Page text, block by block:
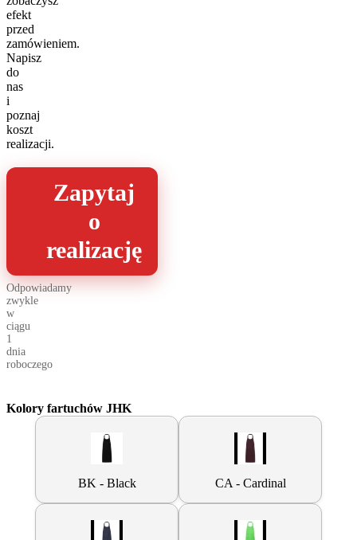
efekt
przed
zamówieniem.
Napisz
do
nas
i
poznaj
koszt
realizacji.
Zapytaj
o
realizację
Odpowiadamy
zwykle
w
ciągu
1
dnia
roboczego
Kolory fartuchów JHK
BK - Black CA - Cardinal